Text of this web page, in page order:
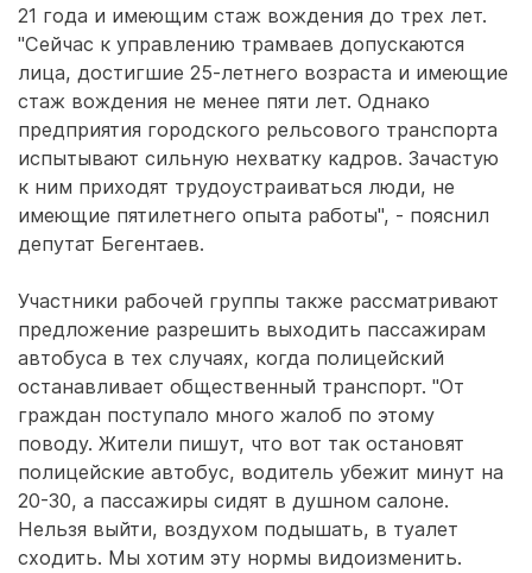
21 года и имеющим стаж вождения до трех лет.
"Сейчас к управлению трамваев допускаются
лица, достигшие 25-летнего возраста и имеющие
стаж вождения не менее пяти лет. Однако
предприятия городского рельсового транспорта
испытывают сильную нехватку кадров. Зачастую
к ним приходят трудоустраиваться люди, не
имеющие пятилетнего опыта работы", - пояснил
депутат Бегентаев.
Участники рабочей группы также рассматривают
предложение разрешить выходить пассажирам
автобуса в тех случаях, когда полицейский
останавливает общественный транспорт. "От
граждан поступало много жалоб по этому
поводу. Жители пишут, что вот так остановят
полицейские автобус, водитель убежит минут на
20-30, а пассажиры сидят в душном салоне.
Нельзя выйти, воздухом подышать, в туалет
сходить. Мы хотим эту нормы видоизменить.